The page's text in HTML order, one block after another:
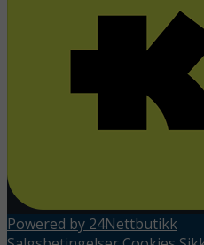
Powered by 24Nettbutikk